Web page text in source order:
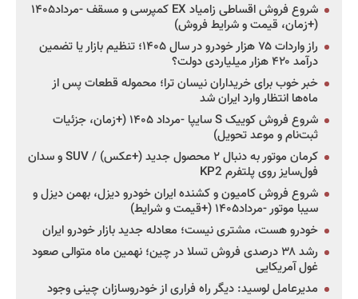
شروع فروش اقساطی زامیاد EX کمپرسی و مسقف -مرداد۱۴۰۵
(+زمان، قیمت و شرایط فروش)
راز واردات ۷۵ هزار خودرو در سال ۱۴۰۵؛ تنظیم بازار یا تضمین
درآمد ۴۲۰ هزار میلیاردی دولت؟
خبر خوب برای خریداران نیسان ترا؛ محموله قطعات پس از
ماه‌ها انتظار وارد ایران شد
شروع فروش کوییک S سایپا -مرداد ۱۴۰۵ (+زمان، جزئیات
ثبت‌نام و موعد تحویل)
کرمان موتور به دنبال ۲ محصول جدید (+عکس) / SUV و سدان
فول‌سایز روی پلتفرم KP2
شروع فروش کامیون و کشنده ایران خودرو دیزل، بهمن دیزل و
سیبا موتور -مرداد۱۴۰۵ (+قیمت و شرایط)
خودرو هست، مشتری نیست؛ معادله جدید بازار خودرو ایران
رشد ۳۸ درصدی فروش تسلا در چین؛ نهمین ماه متوالی صعود
غول آمریکایی
مدیرعامل لوسید: دیگر راه فراری از خودروسازان چینی وجود